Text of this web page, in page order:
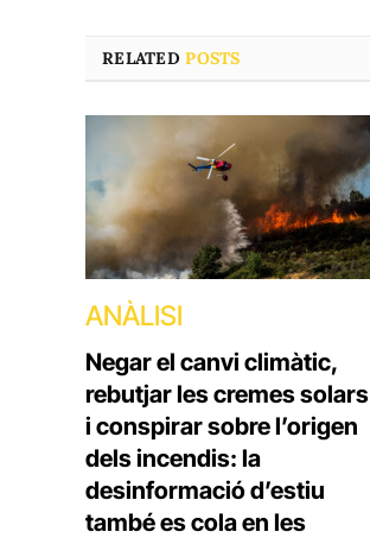
RELATEDPOSTS
ANÀLISI
Negar el canvi climàtic,
rebutjar les cremes solars
i conspirar sobre l’origen
dels incendis: la
desinformació d’estiu
també es cola en les